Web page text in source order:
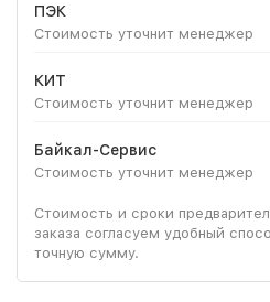
ПЭК
Стоимость уточнит менеджер
КИТ
Стоимость уточнит менеджер
Байкал-Сервис
Стоимость уточнит менеджер
Стоимость и сроки
заказа согласуем удобный
точную сумму.